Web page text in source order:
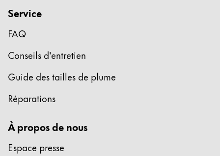
Peinture et Dessiner
Crayons de couleur
Black Magic Edition
Accessoires et pièces de rechange
Service
FAQ
Conseils d'entretien
Guide des tailles de plume
Réparations
À propos de nous
Espace presse